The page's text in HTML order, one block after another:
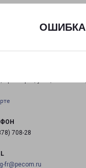
ОШИБКА
708-28
fr@pecom.ru